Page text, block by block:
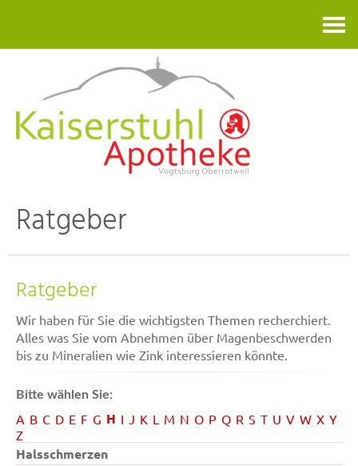
Ratgeber
Ratgeber
Wir haben für Sie die wichtigsten Themen recherchiert.
Alles was Sie vom Abnehmen über Magenbeschwerden
bis zu Mineralien wie Zink interessieren könnte.
Bitte wählen Sie:
A B C D E F G H I J K L M N O P Q R S T U V W X Y
Z
Halsschmerzen